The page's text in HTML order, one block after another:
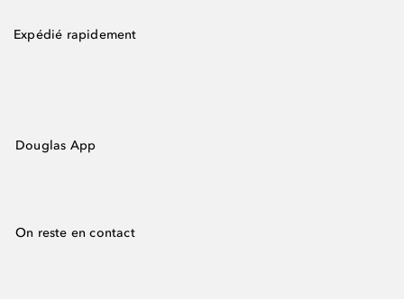
Expédié rapidement
Douglas App
On reste en contact